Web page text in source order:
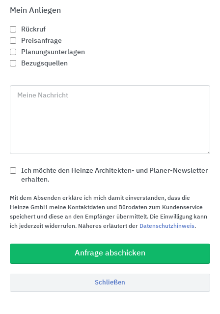
Bauvorhabens und hilft damit, sich für das
BIRCO liefert Pläne, die mit neuster CAD-Technik
erstellt werden, sowie komplette Stücklisten aller
BIRCO berät in Umweltfragen. Viele BIRCO
Bautechnik) in Berlin bauaufsichtlich zugelassen.
Mein Anliegen
Rückruf
Preisanfrage
Planungsunterlagen
Bezugsquellen
Meine Nachricht
Ich möchte den Heinze Architekten- und Planer-Newsletter
erhalten.
Mit dem Absenden erkläre ich mich damit einverstanden, dass die
Heinze GmbH meine Kontaktdaten und Bürodaten zum Kundenservice
speichert und diese an den Empfänger übermittelt. Die Einwilligung kann
ich jederzeit widerrufen. Näheres erläutert der Datenschutzhinweis.
Anfrage abschicken
Schließen